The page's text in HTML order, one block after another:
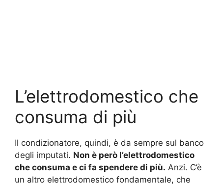
L’elettrodomestico che
consuma di più
Il condizionatore, quindi, è da sempre sul banco
degli imputati. Non è però l’elettrodomestico
che consuma e ci fa spendere di più. Anzi. C’è
un altro elettrodomestico fondamentale, che